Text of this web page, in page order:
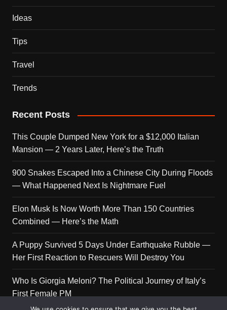
Ideas
Tips
Travel
Trends
Recent Posts
This Couple Dumped New York for a $12,000 Italian
Mansion — 2 Years Later, Here’s the Truth
900 Snakes Escaped Into a Chinese City During Floods
— What Happened Next Is Nightmare Fuel
Elon Musk Is Now Worth More Than 150 Countries
Combined — Here’s the Math
A Puppy Survived 5 Days Under Earthquake Rubble —
Her First Reaction to Rescuers Will Destroy You
Who Is Giorgia Meloni? The Political Journey of Italy’s
First Female PM